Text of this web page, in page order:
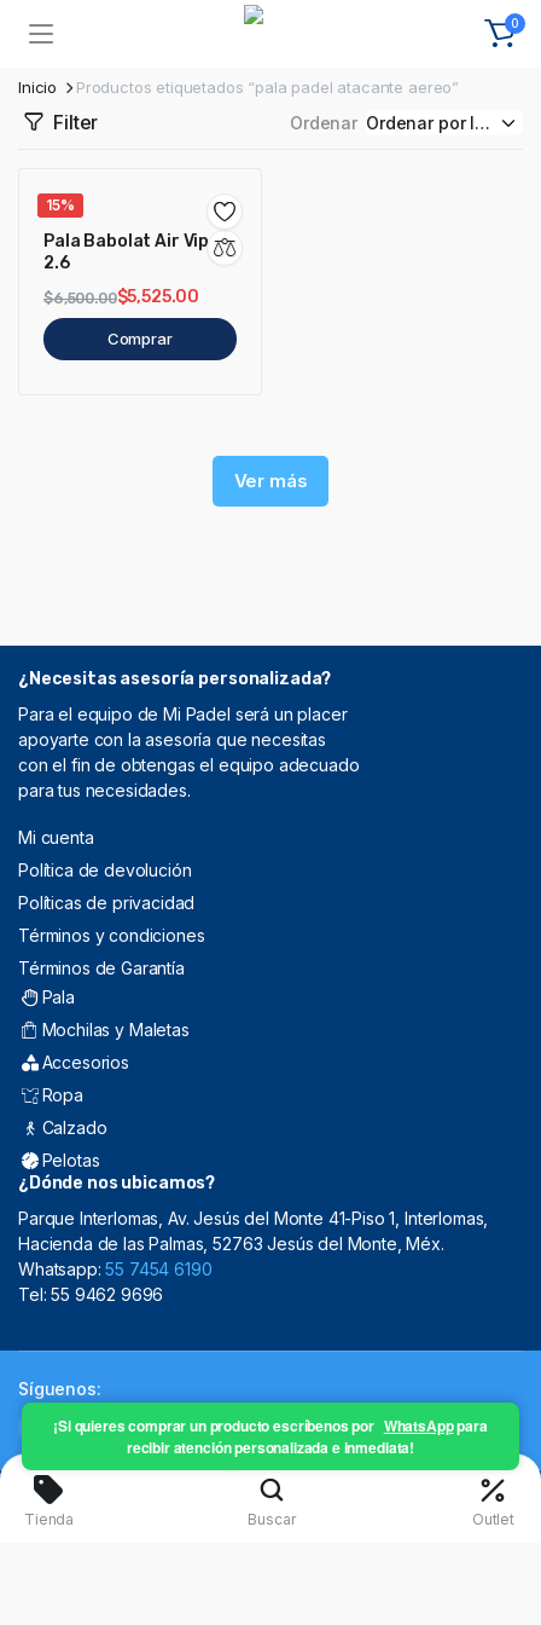
0
Inicio Productos etiquetados “pala padel atacante aereo”
Filter Ordenar
15%
Pala Babolat Air Viper
2.6
$6,500.00$5,525.00
Comprar
Ver más
¿Necesitas asesoría personalizada?
Para el equipo de Mi Padel será un placer
apoyarte con la asesoría que necesitas
con el fin de obtengas el equipo adecuado
para tus necesidades.
Mi cuenta
Política de devolución
Políticas de privacidad
Términos y condiciones
Términos de Garantía
Pala
Mochilas y Maletas
Accesorios
Ropa
Calzado
Pelotas
¿Dónde nos ubicamos?
Parque Interlomas, Av. Jesús del Monte 41-Piso 1, Interlomas,
Hacienda de las Palmas, 52763 Jesús del Monte, Méx.
Whatsapp:55 7454 6190
Tel: 55 9462 9696
Síguenos:
Copyright 2024 © Mistral Sporting Goods 2024
¡Si quieres comprar un producto escríbenos por WhatsApppara
recibir atención personalizada e inmediata!
Tienda Buscar Outlet